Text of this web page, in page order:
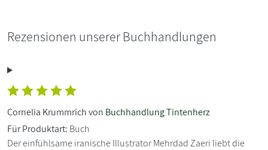
Rezensionen unserer Buchhandlungen
Cornelia Krummrich von Buchhandlung Tintenherz
Für Produktart: Buch
Der einfühlsame iranische Illustrator Mehrdad Zaeri liebt die